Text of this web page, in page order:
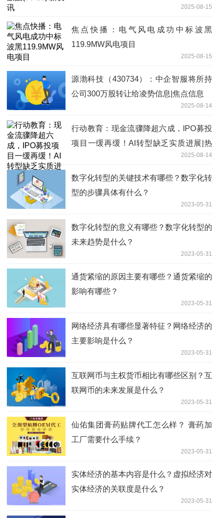
2025-08-15
焦点快播：电气风电成功中标波黑
119.9MW风电项目
2025-08-15
源渤科技（430734）：中企智服将所持
公司300万股转让给凌势信息|焦点信息
2025-08-14
行动教育：现金流骤降超六成，IPO募投
项目一缓再缓！AI转型缺乏实质进展|热
2025-08-14
数字化转型的关键技术有哪些？数字化转
型的步骤具体有什么？
2023-05-31
数字化转型的意义有哪些？数字化转型的
未来趋势是什么？
2023-05-31
通货紧缩的原因主要有哪些？通货紧缩的
影响有哪些？
2023-05-31
网络经济具有哪些显著特征？网络经济的
主要影响是什么？
2023-05-31
互联网币与主权货币相比有哪些区别？互
联网币的未来发展是什么？
2023-05-31
仙佑集团膏药贴牌代工怎么样？ 膏药加
工厂需要什么手续？
2023-05-31
实体经济的基本内容是什么？虚拟经济对
实体经济的关联度是什么？
2023-05-31